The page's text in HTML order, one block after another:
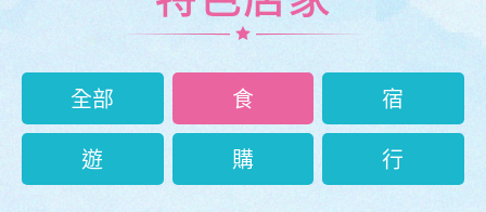
全部 食
宿
遊
購 行